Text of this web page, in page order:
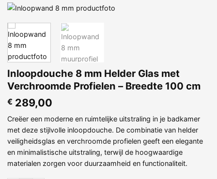
Inloopdouche 8 mm Helder Glas met
Verchroomde Profielen – Breedte 100 cm
€ 289,00
Creëer een moderne en ruimtelijke uitstraling in je badkamer
met deze stijlvolle inloopdouche. De combinatie van helder
veiligheidsglas en verchroomde profielen geeft een elegante
en minimalistische uitstraling, terwijl de hoogwaardige
materialen zorgen voor duurzaamheid en functionaliteit.